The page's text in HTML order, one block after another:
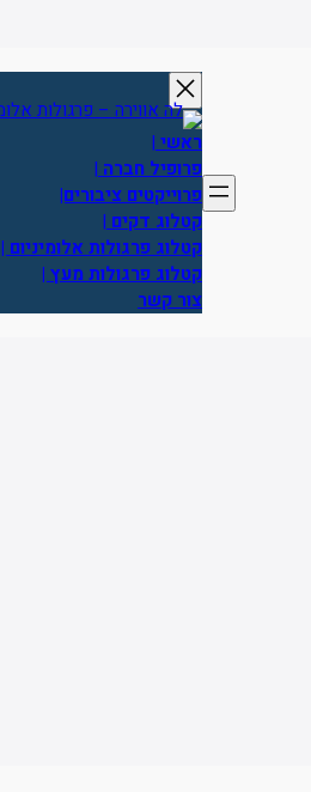
ראשי |
פרופיל חברה |
פרוייקטים ציבורים|
קטלוג דקים |
קטלוג פרגולות אלומיניום |
קטלוג פרגולות מעץ |
צור קשר